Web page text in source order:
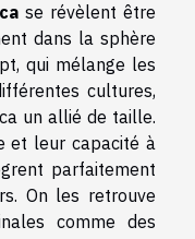
se révèlent être
dans la sphère
qui mélange les
cultures,
un allié de taille.
et leur capacité à
parfaitement
On les retrouve
comme des